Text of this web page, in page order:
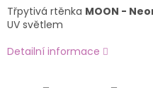
Třpytivá rtěnka MOON -
UV světlem
Detailní informace